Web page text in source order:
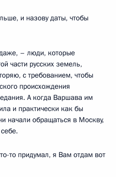
и назову даты, чтобы
– люди, которые
части русских земель,
с требованием, чтобы
происхождения
А когда Варшава им
и практически как бы
начали обращаться в Москву,
то придумал, я Вам отдам вот